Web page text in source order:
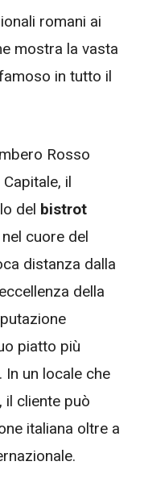
romani ai
mostra la vasta
in tutto il
Rosso
il
del bistrot
cuore del
distanza dalla
della
piatto più
In un locale che
il cliente può
italiana oltre a